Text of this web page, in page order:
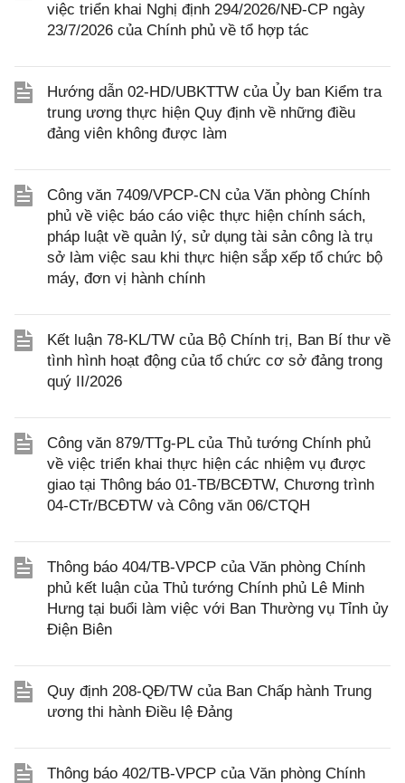
việc triển khai Nghị định 294/2026/NĐ-CP ngày
23/7/2026 của Chính phủ về tổ hợp tác
Hướng dẫn 02-HD/UBKTTW của Ủy ban Kiểm tra
trung ương thực hiện Quy định về những điều
đảng viên không được làm
Công văn 7409/VPCP-CN của Văn phòng Chính
phủ về việc báo cáo việc thực hiện chính sách,
pháp luật về quản lý, sử dụng tài sản công là trụ
sở làm việc sau khi thực hiện sắp xếp tổ chức bộ
máy, đơn vị hành chính
Kết luận 78-KL/TW của Bộ Chính trị, Ban Bí thư về
tình hình hoạt động của tổ chức cơ sở đảng trong
quý II/2026
Công văn 879/TTg-PL của Thủ tướng Chính phủ
về việc triển khai thực hiện các nhiệm vụ được
giao tại Thông báo 01-TB/BCĐTW, Chương trình
04-CTr/BCĐTW và Công văn 06/CTQH
Thông báo 404/TB-VPCP của Văn phòng Chính
phủ kết luận của Thủ tướng Chính phủ Lê Minh
Hưng tại buổi làm việc với Ban Thường vụ Tỉnh ủy
Điện Biên
Quy định 208-QĐ/TW của Ban Chấp hành Trung
ương thi hành Điều lệ Đảng
Thông báo 402/TB-VPCP của Văn phòng Chính